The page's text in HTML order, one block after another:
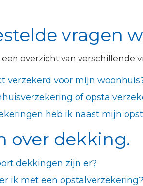
vragen
overzicht van verschillende
verzekerd voor mijn
of
heb ik naast mijn
over dekking.
dekkingen zijn er?
ik met een opstalverzekering?